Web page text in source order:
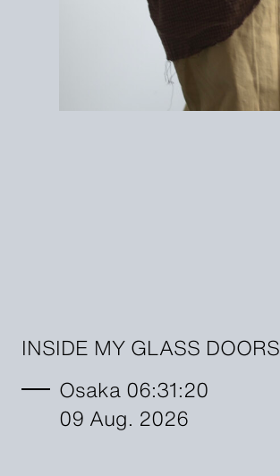
INSIDE MY GLASS DOORS
Osaka 06:31:21
09 Aug. 2026